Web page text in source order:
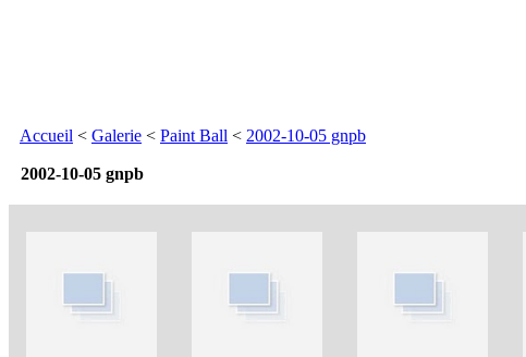
Accueil < Galerie < Paint Ball < 2002-10-05 gnpb
2002-10-05 gnpb